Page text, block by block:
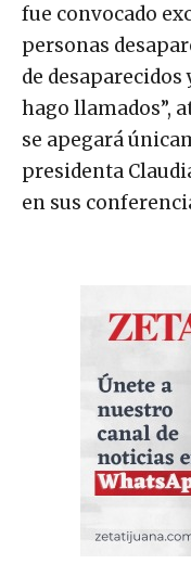
fue convocado
personas
de desaparecidos
hago llamados”,
se apegará
presidenta
en sus